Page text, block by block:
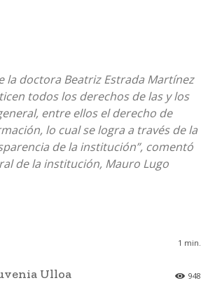
la doctora Beatriz Estrada Martínez
todos los derechos de las y los
entre ellos el derecho de
lo cual se logra a través de la
de la institución”, comentó
de la institución, Mauro Lugo
1 min.
948
Ulloa